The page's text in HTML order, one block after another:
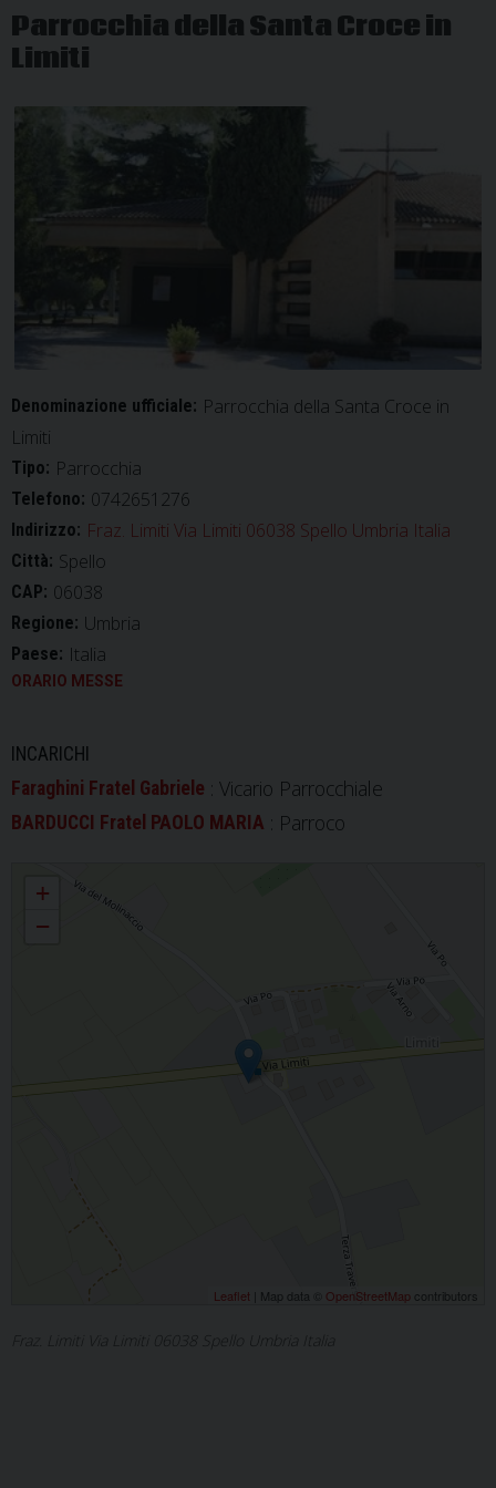
Parrocchia della Santa Croce in
Limiti
Denominazione ufficiale: Parrocchia della Santa Croce in
Limiti
Tipo: Parrocchia
Telefono: 0742651276
Indirizzo: Fraz. Limiti Via Limiti 06038 Spello Umbria Italia
Città: Spello
CAP: 06038
Regione: Umbria
Paese: Italia
ORARIO MESSE
INCARICHI
Faraghini Fratel Gabriele : Vicario Parrocchiale
BARDUCCI Fratel PAOLO MARIA : Parroco
+
−
Leaflet | Map data © OpenStreetMap contributors
Fraz. Limiti Via Limiti 06038 Spello Umbria Italia